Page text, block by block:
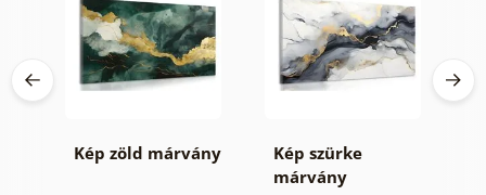
Kép zöld márvány
Kép szürke
márvány